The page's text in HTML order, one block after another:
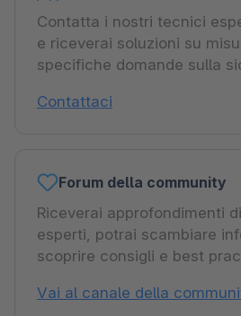
Contatta i nostri tecnici
e riceverai soluzioni su
specifiche domande sulla
Contattaci
Forum della community
Riceverai approfondimenti
esperti, potrai scambiare
scoprire consigli e best
Vai al canale della